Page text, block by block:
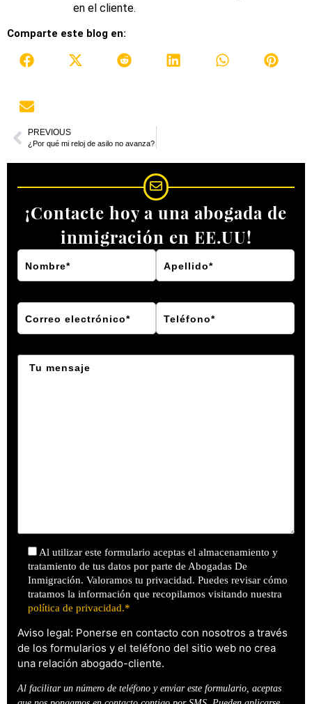
en el cliente.
Comparte este blog en:
PREVIOUS
¿Por qué mi reloj de asilo no avanza?
¡Contacte hoy a una abogada de
inmigración en EE.UU!
Al utilizar este formulario aceptas el almacenamiento y
tratamiento de tus datos por parte de Abogadas De
Inmigración. Valoramos tu privacidad. Puedes revisar cómo
tratamos la información que recopilamos visitando nuestra
política de privacidad.*
Aviso legal: Ponerse en contacto con nosotros a través
de los formularios y el teléfono del sitio web no crea
una relación abogado-cliente.
Al facilitar un número de teléfono y enviar este formulario, aceptas